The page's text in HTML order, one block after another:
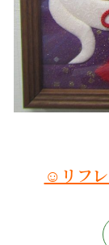
☺リフ